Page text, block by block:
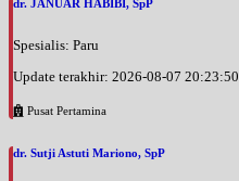
dr. JANUAR HABIBI, SpP
Spesialis: Paru
Update terakhir: 2026-08-07 20:23:50
Pusat Pertamina
dr. Sutji Astuti Mariono, SpP